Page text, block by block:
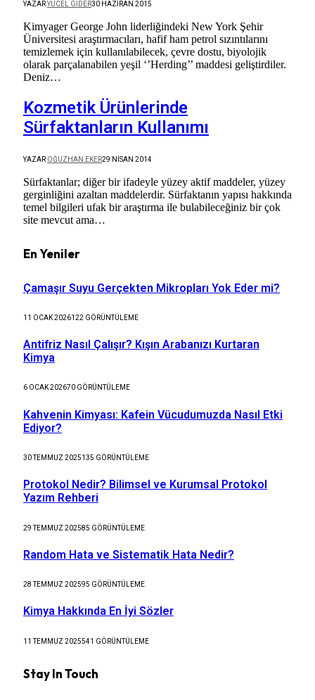
YAZARYÜCEL GIDER30 HAZIRAN 2015
Kimyager George John liderliğindeki New York Şehir
Üniversitesi araştırmacıları, hafif ham petrol sızıntılarını
temizlemek için kullanılabilecek, çevre dostu, biyolojik
olarak parçalanabilen yeşil ‘’Herding’’ maddesi geliştirdiler.
Deniz…
Kozmetik Ürünlerinde
Sürfaktanların Kullanımı
YAZAR OĞUZHAN EKER29 NISAN 2014
Sürfaktanlar; diğer bir ifadeyle yüzey aktif maddeler, yüzey
gerginliğini azaltan maddelerdir. Sürfaktanın yapısı hakkında
temel bilgileri ufak bir araştırma ile bulabileceğiniz bir çok
site mevcut ama…
En Yeniler
Çamaşır Suyu Gerçekten Mikropları Yok Eder mi?
11 OCAK 2026122 GÖRÜNTÜLEME
Antifriz Nasıl Çalışır? Kışın Arabanızı Kurtaran
Kimya
6 OCAK 202670 GÖRÜNTÜLEME
Kahvenin Kimyası: Kafein Vücudumuzda Nasıl Etki
Ediyor?
30 TEMMUZ 2025135 GÖRÜNTÜLEME
Protokol Nedir? Bilimsel ve Kurumsal Protokol
Yazım Rehberi
29 TEMMUZ 202585 GÖRÜNTÜLEME
Random Hata ve Sistematik Hata Nedir?
28 TEMMUZ 202595 GÖRÜNTÜLEME
Kimya Hakkında En İyi Sözler
11 TEMMUZ 2025541 GÖRÜNTÜLEME
Stay In Touch